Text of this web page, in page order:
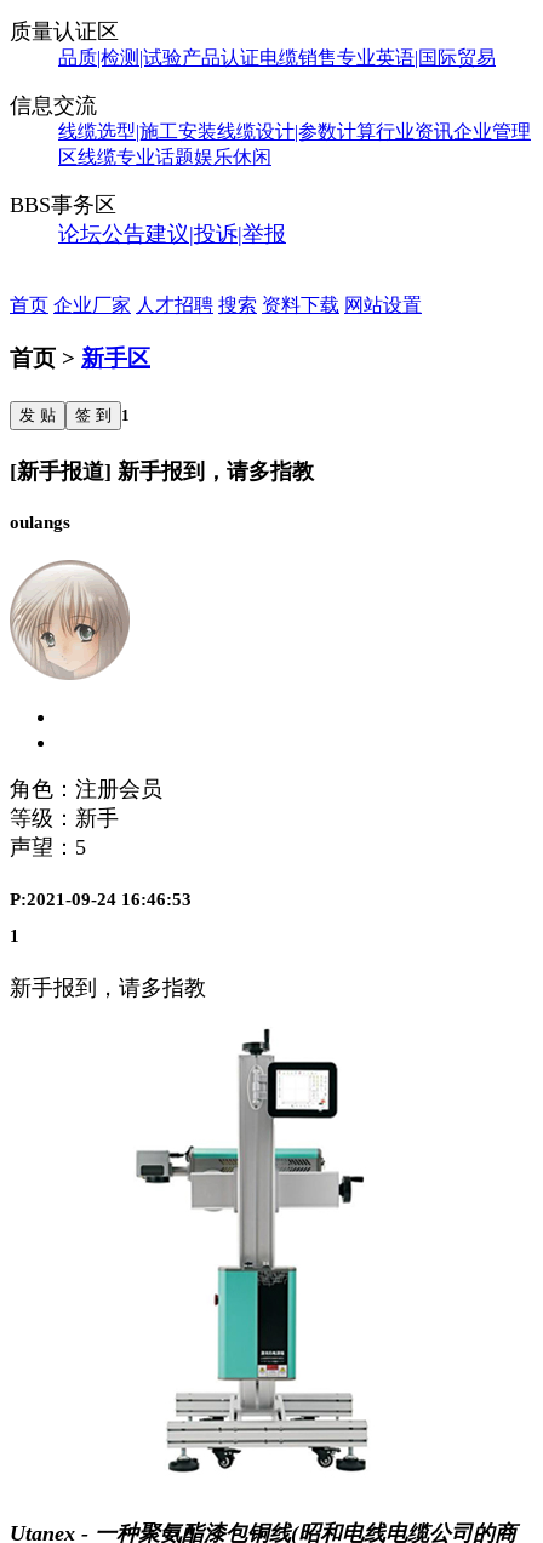
质量认证区
品质|检测|试验产品认证电缆销售专业英语|国际贸易
信息交流
线缆选型|施工安装线缆设计|参数计算行业资讯企业管理
区线缆专业话题娱乐休闲
BBS事务区
论坛公告建议|投诉|举报
首页 企业厂家 人才招聘 搜索 资料下载 网站设置
首页 > 新手区
发 贴 签 到 1
[新手报道] 新手报到，请多指教
oulangs
角色：注册会员
等级：新手
声望： 5
P:2021-09-24 16:46:53
1
新手报到，请多指教
Utanex - 一种聚氨酯漆包铜线(昭和电线电缆公司的商